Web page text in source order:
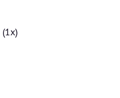
(1x)